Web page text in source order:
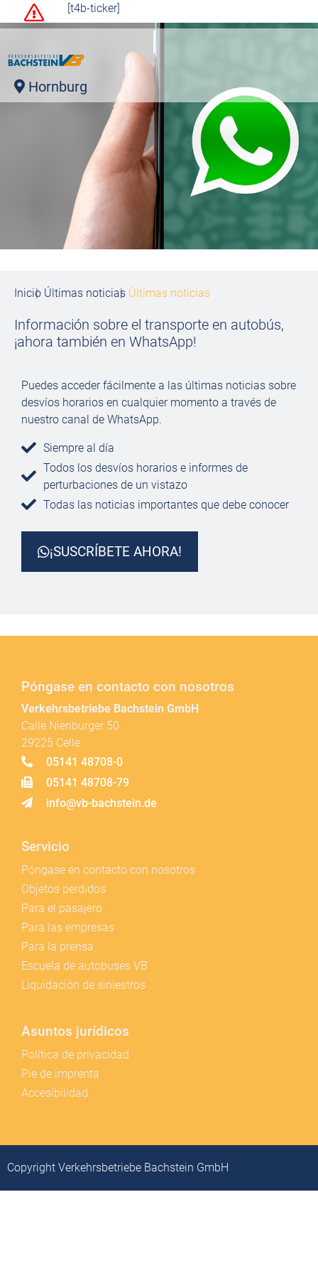
[t4b-ticker]
Hornburg
Inicio Últimas noticias Últimas noticias
Información sobre el transporte en autobús,
¡ahora también en WhatsApp!
Puedes acceder fácilmente a las últimas noticias sobre
desvíos horarios en cualquier momento a través de
nuestro canal de WhatsApp.
Siempre al día
Todos los desvíos horarios e informes de
perturbaciones de un vistazo
Todas las noticias importantes que debe conocer
¡SUSCRÍBETE AHORA!
Póngase en contacto con nosotros
Verkehrsbetriebe Bachstein GmbH
Calle Nienburger 50
29225 Celle
05141 48708-0
05141 48708-79
info@vb-bachstein.de
Servicio
Póngase en contacto con nosotros
Objetos perdidos
Para el pasajero
Para las empresas
Para la prensa
Escuela de autobuses VB
Liquidación de siniestros
Asuntos jurídicos
Política de privacidad
Pie de imprenta
Accesibilidad
Copyright Verkehrsbetriebe Bachstein GmbH